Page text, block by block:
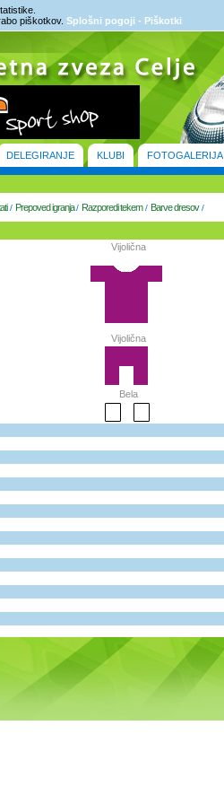
piškotkov. Splošni pogoji - Piškotki
DELEGIRANJE KLUBI FOTOGALERIJA
/ Prepoved igranja/ Razporedi tekem/ Barve dresov/
Vijolična
Vijolična
Bela